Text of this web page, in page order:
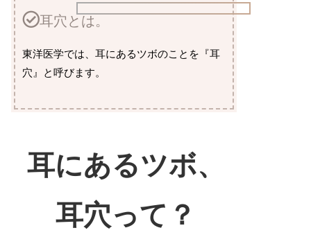
耳穴とは。
東洋医学では、耳にあるツボのことを『耳
穴』と呼びます。
耳にあるツボ、
耳穴って？